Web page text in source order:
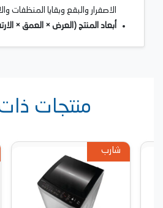
الاصفرار والبقع وبقايا المنظفات
أبعاد المنتج (العرض × العمق ×
منتجات
شارب